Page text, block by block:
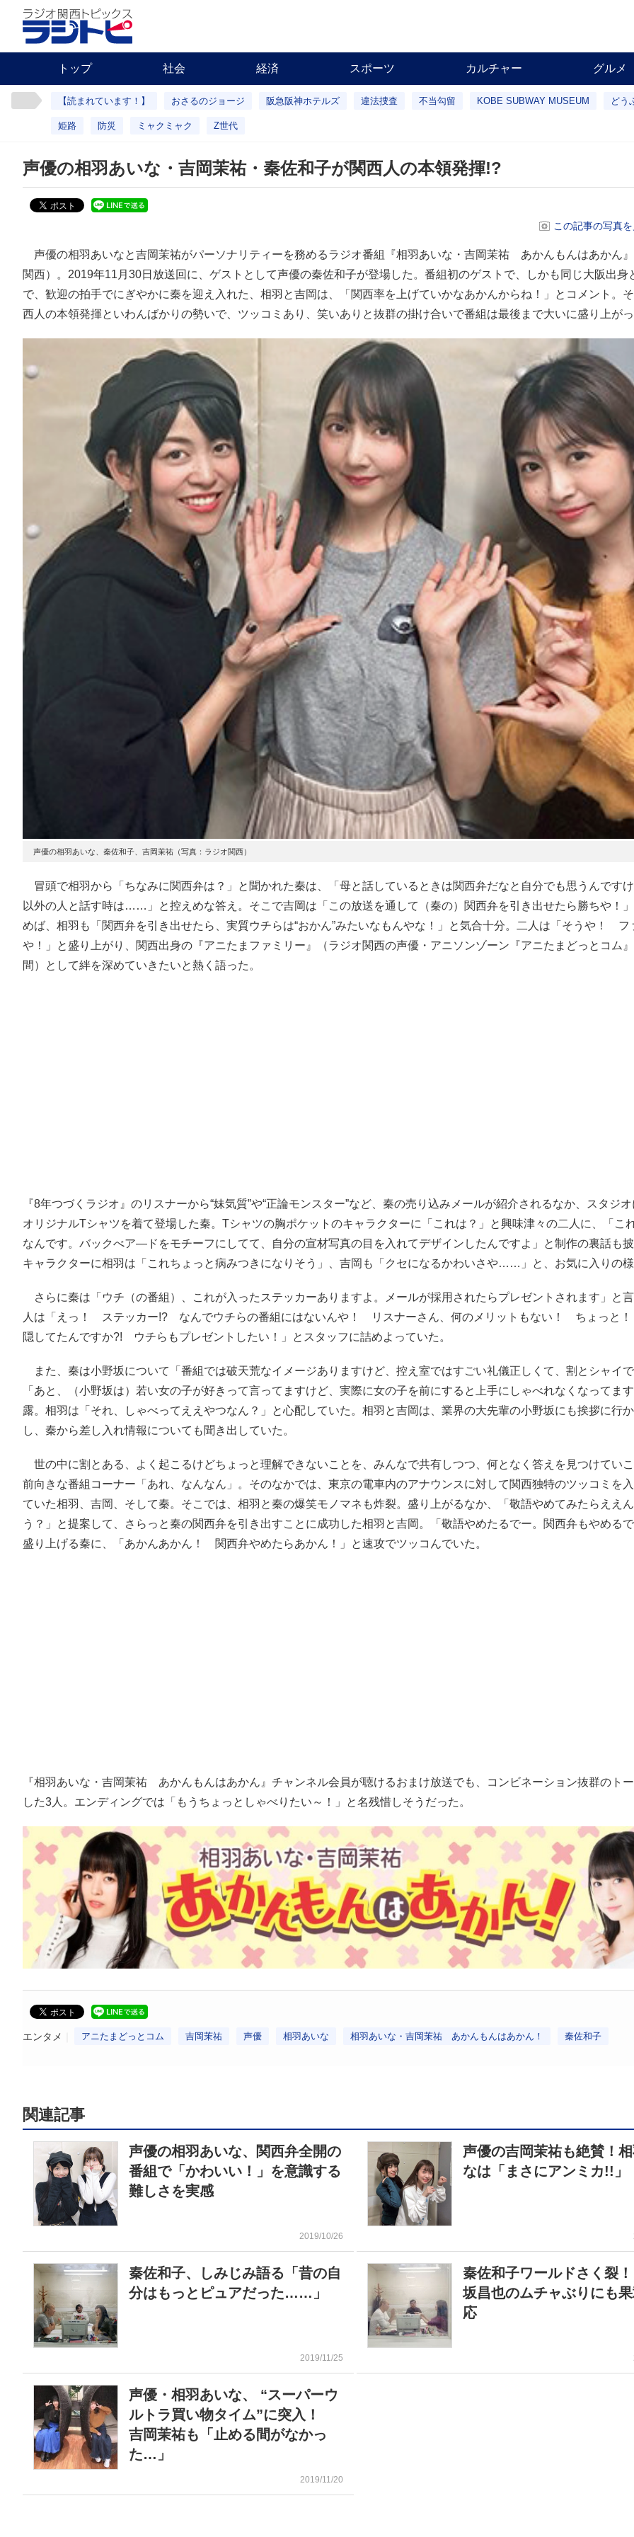
トップ 社会 経済 スポーツ カルチャー グルメ
【読まれています！】 おさるのジョージ 阪急阪神ホテルズ 違法捜査 不当勾留 KOBE SUBWAY MUSEUM どう
姫路 防災 ミャクミャク Z世代
声優の相羽あいな・吉岡茉祐・秦佐和子が関西人の本領発揮!?
この記事の写真
声優の相羽あいなと吉岡茉祐がパーソナリティーを務めるラジオ番組『相羽あいな・吉岡茉祐 あかんもんはあかん
関西）。2019年11月30日放送回に、ゲストとして声優の秦佐和子が登場した。番組初のゲストで、しかも同じ大阪出身
で、歓迎の拍手でにぎやかに秦を迎え入れた、相羽と吉岡は、「関西率を上げていかなあかんからね！」とコメント。
西人の本領発揮といわんばかりの勢いで、ツッコミあり、笑いありと抜群の掛け合いで番組は最後まで大いに盛り上が
声優の相羽あいな、秦佐和子、吉岡茉祐（写真：ラジオ関西）
冒頭で相羽から「ちなみに関西弁は？」と聞かれた秦は、「母と話しているときは関西弁だなと自分でも思うんです
以外の人と話す時は……」と控えめな答え。そこで吉岡は「この放送を通して（秦の）関西弁を引き出せたら勝ちや！
めば、相羽も「関西弁を引き出せたら、実質ウチらは“おかん”みたいなもんやな！」と気合十分。二人は「そうや！ フ
や！」と盛り上がり、関西出身の『アニたまファミリー』（ラジオ関西の声優・アニソンゾーン『アニたまどっとコム
間）として絆を深めていきたいと熱く語った。
『8年つづくラジオ』のリスナーから“妹気質”や“正論モンスター”など、秦の売り込みメールが紹介されるなか、スタジ
オリジナルTシャツを着て登場した秦。Tシャツの胸ポケットのキャラクターに「これは？」と興味津々の二人に、「こ
なんです。バックべア―ドをモチーフにしてて、自分の宣材写真の目を入れてデザインしたんですよ」と制作の裏話も
キャラクターに相羽は「これちょっと病みつきになりそう」、吉岡も「クセになるかわいさや……」と、お気に入りの
さらに秦は「ウチ（の番組）、これが入ったステッカーありますよ。メールが採用されたらプレゼントされます」と
人は「えっ！ ステッカー!? なんでウチらの番組にはないんや！ リスナーさん、何のメリットもない！ ちょっと
隠してたんですか?! ウチらもプレゼントしたい！」とスタッフに詰めよっていた。
また、秦は小野坂について「番組では破天荒なイメージありますけど、控え室ではすごい礼儀正しくて、割とシャイ
「あと、（小野坂は）若い女の子が好きって言ってますけど、実際に女の子を前にすると上手にしゃべれなくなってま
露。相羽は「それ、しゃべってええやつなん？」と心配していた。相羽と吉岡は、業界の大先輩の小野坂にも挨拶に行
し、秦から差し入れ情報についても聞き出していた。
世の中に割とある、よく起こるけどちょっと理解できないことを、みんなで共有しつつ、何となく答えを見つけてい
前向きな番組コーナー「あれ、なんなん」。そのなかでは、東京の電車内のアナウンスに対して関西独特のツッコミを
ていた相羽、吉岡、そして秦。そこでは、相羽と秦の爆笑モノマネも炸裂。盛り上がるなか、「敬語やめてみたらええ
う？」と提案して、さらっと秦の関西弁を引き出すことに成功した相羽と吉岡。「敬語やめたるでー。関西弁もやめる
盛り上げる秦に、「あかんあかん！ 関西弁やめたらあかん！」と速攻でツッコんでいた。
『相羽あいな・吉岡茉祐 あかんもんはあかん』チャンネル会員が聴けるおまけ放送でも、コンビネーション抜群のト
した3人。エンディングでは「もうちょっとしゃべりたい～！」と名残惜しそうだった。
エンタメ アニたまどっとコム 吉岡茉祐 声優 相羽あいな 相羽あいな・吉岡茉祐 あかんもんはあかん！ 秦佐和子
関連記事
声優の相羽あいな、関西弁全開の
番組で「かわいい！」を意識する
難しさを実感
2019/10/26
声優の吉岡茉祐も絶賛！
なは「まさにアンミカ!!」
秦佐和子、しみじみ語る「昔の自
分はもっとピュアだった……」
2019/11/25
秦佐和子ワールドさく裂
坂昌也のムチャぶりにも
応
声優・相羽あいな、 “スーパーウ
ルトラ買い物タイム”に突入！
吉岡茉祐も「止める間がなかっ
た…」
2019/11/20